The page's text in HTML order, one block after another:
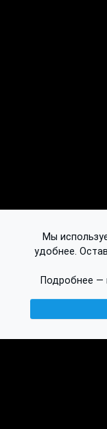
Мы
удобнее.
Подробнее —